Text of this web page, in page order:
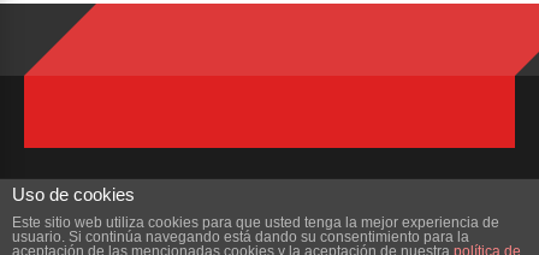
Copyright © 2023 ZonaMMORPG.com. Todos los derechos reservados
Uso de cookies
Este sitio web utiliza cookies para que usted tenga la mejor experiencia de
usuario. Si continúa navegando está dando su consentimiento para la
aceptación de las mencionadas cookies y la aceptación de nuestra política de